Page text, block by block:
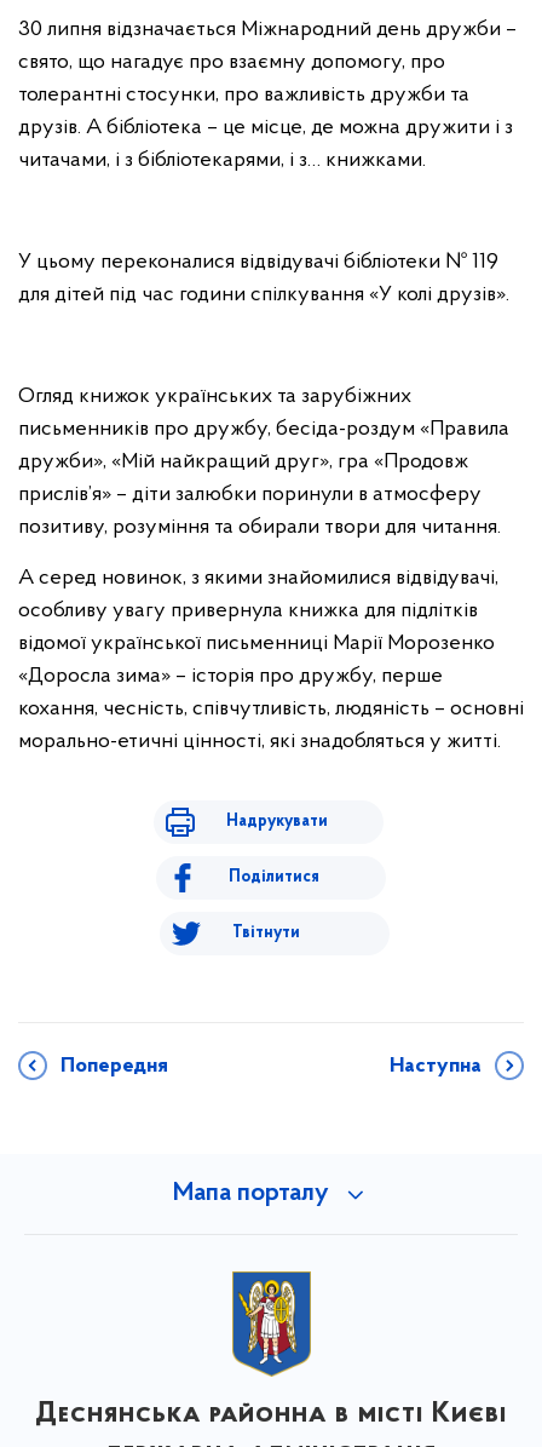
30 липня відзначається Міжнародний день дружби –
свято, що нагадує про взаємну допомогу, про
толерантні стосунки, про важливість дружби та
друзів. А бібліотека – це місце, де можна дружити і з
читачами, і з бібліотекарями, і з… книжками.
У цьому переконалися відвідувачі бібліотеки № 119
для дітей під час години спілкування «У колі друзів».
Огляд книжок українських та зарубіжних
письменників про дружбу, бесіда-роздум «Правила
дружби», «Мій найкращий друг», гра «Продовж
прислів’я» – діти залюбки поринули в атмосферу
позитиву, розуміння та обирали твори для читання.
А серед новинок, з якими знайомилися відвідувачі,
особливу увагу привернула книжка для підлітків
відомої української письменниці Марії Морозенко
«Доросла зима» – історія про дружбу, перше
кохання, чесність, співчутливість, людяність – основні
морально-етичні цінності, які знадобляться у житті.
Надрукувати
Поділитися
Твітнути
Попередня Наступна
Мапа порталу
Деснянська районна в місті Києві